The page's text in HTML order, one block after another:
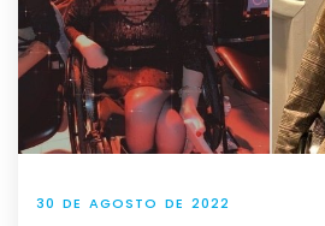
30 DE AGOSTO DE 2022